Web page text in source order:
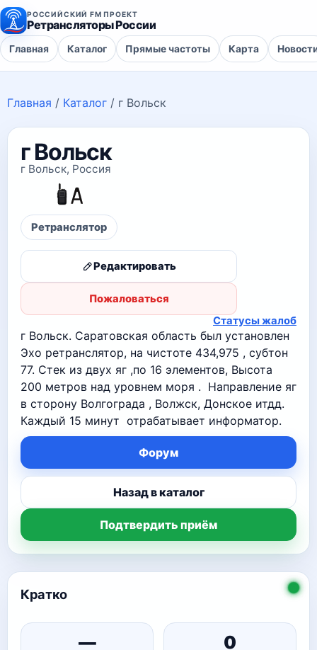
РОССИЙСКИЙ FM ПРОЕКТ
Ретрансляторы России
Главная Каталог Прямые частоты Карта
Главная / Каталог / г Вольск
г Вольск
г Вольск, Россия
Ретранслятор
Редактировать
Пожаловаться
Статусы жалоб
г Вольск. Саратовская область был установлен
Эхо ретранслятор, на чистоте 434,975 , субтон
77. Стек из двух яг ,по 16 элементов, Высота
200 метров над уровнем моря . Направление яг
в сторону Волгограда , Волжск, Донское итдд.
Каждый 15 минут отрабатывает информатор.
Форум
Назад в каталог
Подтвердить приём
Кратко
— 0